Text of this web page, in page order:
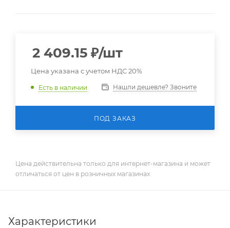
2 409.15 ₽/шт
Цена указана с учетом НДС 20%
Есть в наличии Нашли дешевле? Звоните
ПОД ЗАКАЗ
Цена действительна только для интернет-магазина и может
отличаться от цен в розничных магазинах
Характеристики